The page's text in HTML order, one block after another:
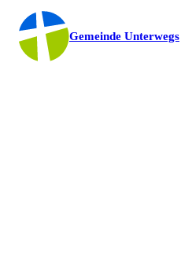
Gemeinde Unterwegs